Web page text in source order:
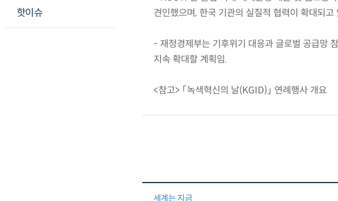
핫이슈
견인했으며, 한국 기관의 실질적 협력이 확대되고
- 재정경제부는 기후위기 대응과 글로벌 공급망
지속 확대할 계획임.
<참고> 「녹색혁신의 날(KGID)」 연례행사 개요
세계는 지금